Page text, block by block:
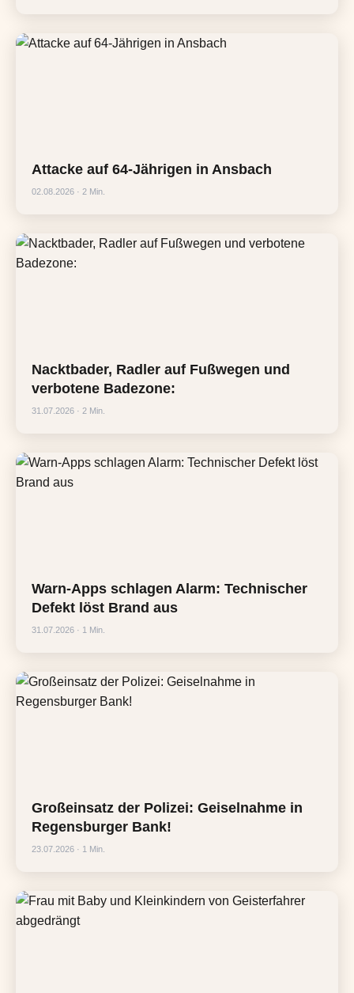
Attacke auf 64-Jährigen in Ansbach
02.08.2026 · 2 Min.
Nacktbader, Radler auf Fußwegen und
verbotene Badezone:
31.07.2026 · 2 Min.
Warn-Apps schlagen Alarm: Technischer
Defekt löst Brand aus
31.07.2026 · 1 Min.
Großeinsatz der Polizei: Geiselnahme in
Regensburger Bank!
23.07.2026 · 1 Min.